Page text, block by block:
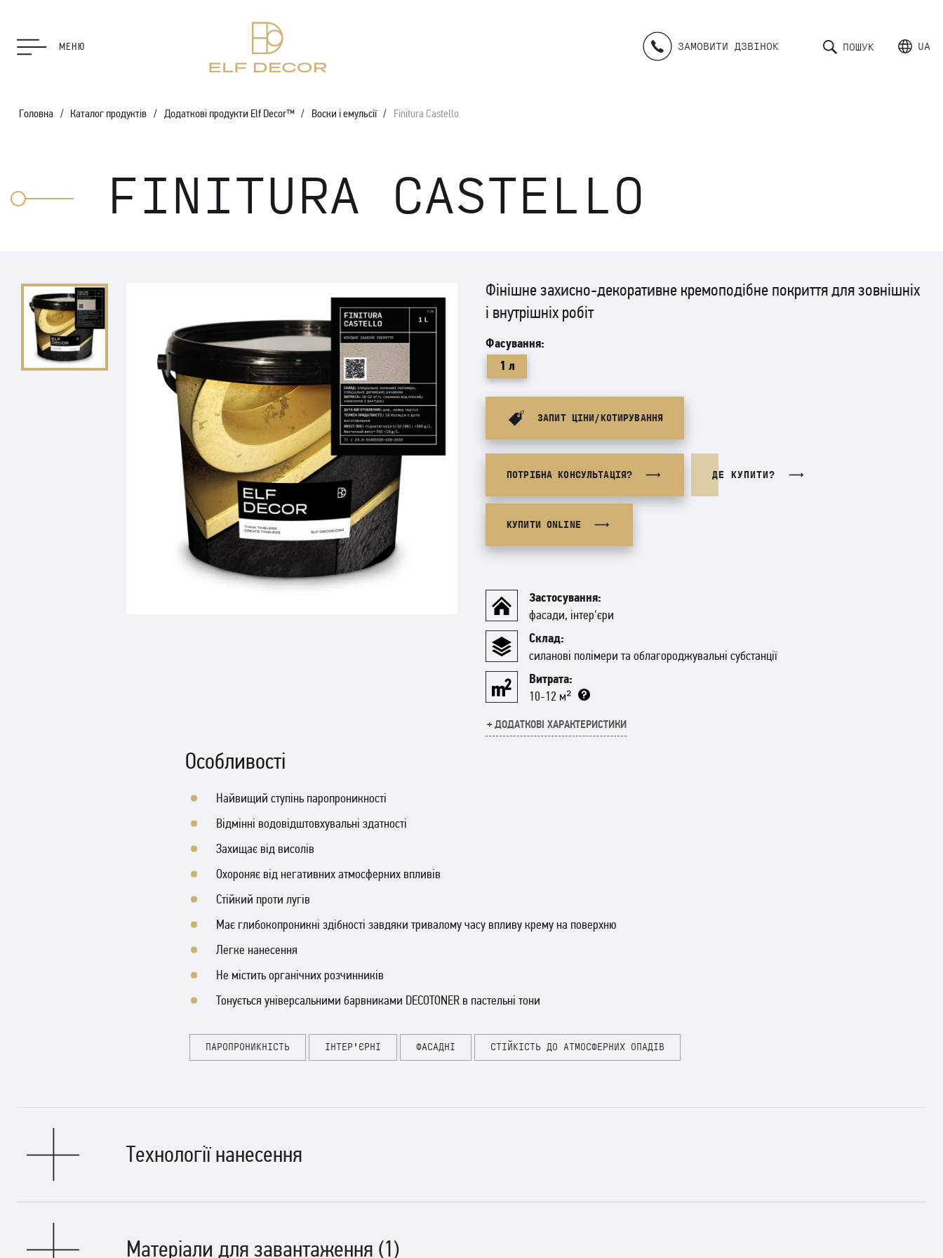
МЕНЮ ЗАМОВИТИ ДЗВІНОК ПОШУК UA
Головна Каталог продуктів Додаткові продукти Elf Decor™ Воски і емульсії Finitura Castello
FINITURA CASTELLO
Фінішне захисно-декоративне кремоподібне покриття для зовнішніх
і внутрішніх робіт
Фасування:
1 л
ЗАПИТ ЦІНИ/КОТИРУВАННЯ
ПОТРІБНА КОНСУЛЬТАЦІЯ? ДЕ КУПИТИ?
КУПИТИ ONLINE
Застосування:
фасади, інтер'єри
Склад:
силанові полімери та облагороджувальні субстанції
Витрата:
10-12 м²
+ ДОДАТКОВІ ХАРАКТЕРИСТИКИ
Особливості
Найвищий ступінь паропроникності
Відмінні водовідштовхувальні здатності
Захищає від висолів
Охороняє від негативних атмосферних впливів
Стійкий проти лугів
Має глибокопроникні здібності завдяки тривалому часу впливу крему на поверхню
Легке нанесення
Не містить органічних розчинників
Тонується універсальними барвниками DECOTONER в пастельні тони
ПАРОПРОНИКНІСТЬ ІНТЕР'ЄРНІ ФАСАДНІ СТІЙКІСТЬ ДО АТМОСФЕРНИХ ОПАДІВ
Технології нанесення
Наноситься пензлем, валиком, малярським рукавичкою або губкою відповідно до бажаного ефекту. Допускається кольорування в пастельні відтінки для додання ефекту «легкої патіни».
Матеріали для завантаження (1)